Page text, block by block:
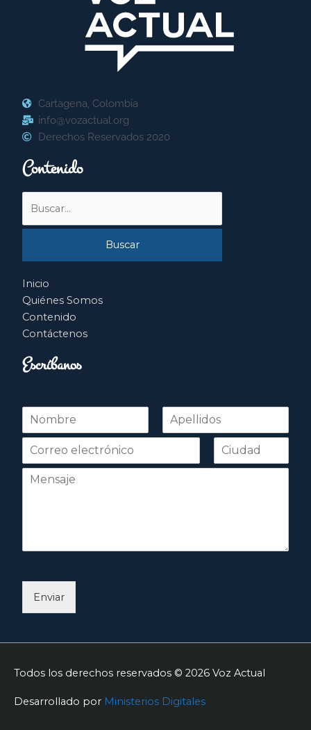
Cartagena, Colombia
info@vozactual.org
Derechos Reservados 2020
Contenido
por:
Inicio
Quiénes Somos
Contenido
Contáctenos
Escríbanos
N
m
r
Nombre Apellidos
Enviar
Todos los derechos reservados © 2026 Voz Actual
Desarrollado por Ministerios Digitales